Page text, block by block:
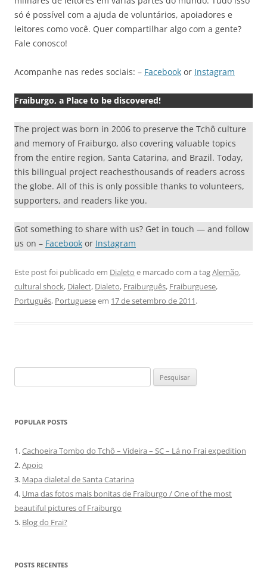
só é possível com a ajuda de voluntários, apoiadores e
leitores como você. Quer compartilhar algo com a gente?
Fale conosco!
Acompanhe nas redes sociais: – Facebook or Instagram
Fraiburgo, a Place to be discovered!
The project was born in 2006 to preserve the Tchô culture
and memory of Fraiburgo, also covering valuable topics
from the entire region, Santa Catarina, and Brazil. Today,
this bilingual project reachesthousands of readers across
the globe. All of this is only possible thanks to volunteers,
supporters, and readers like you.
Got something to share with us? Get in touch — and follow
us on – Facebook or Instagram
Este post foi publicado em Dialeto e marcado com a tagAlemão,
cultural shock, Dialect, Dialeto, Fraiburguês, Fraiburguese,
Português, Portugueseem 17 de setembro de 2011.
por:
POPULAR POSTS
1.Cachoeira Tombo do Tchô – Videira – SC – Lá no Frai expedition
2.Apoio
3. Mapa dialetal de Santa Catarina
4. Uma das fotos mais bonitas de Fraiburgo / One of the most
beautiful pictures of Fraiburgo
5. Blog do Frai?
POSTS RECENTES